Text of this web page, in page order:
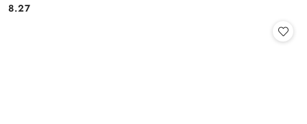
Cena:
8.27